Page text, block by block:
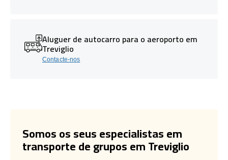
Aluguer de autocarro para o aeroporto em
Treviglio
Contacte-nos
Somos os seus especialistas em
transporte de grupos em Treviglio